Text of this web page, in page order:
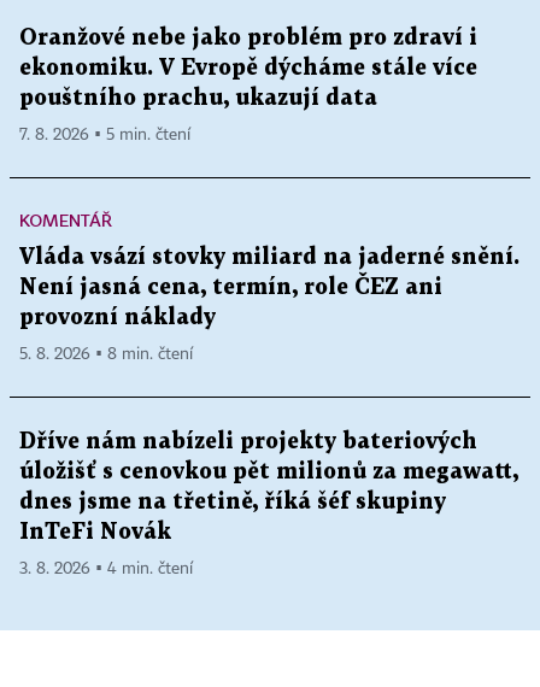
Oranžové nebe jako problém pro zdraví i
ekonomiku. V Evropě dýcháme stále více
pouštního prachu, ukazují data
7. 8. 2026 ▪ 5 min. čtení
KOMENTÁŘ
Vláda vsází stovky miliard na jaderné snění.
Není jasná cena, termín, role ČEZ ani
provozní náklady
5. 8. 2026 ▪ 8 min. čtení
Dříve nám nabízeli projekty bateriových
úložišť s cenovkou pět milionů za megawatt,
dnes jsme na třetině, říká šéf skupiny
InTeFi Novák
3. 8. 2026 ▪ 4 min. čtení